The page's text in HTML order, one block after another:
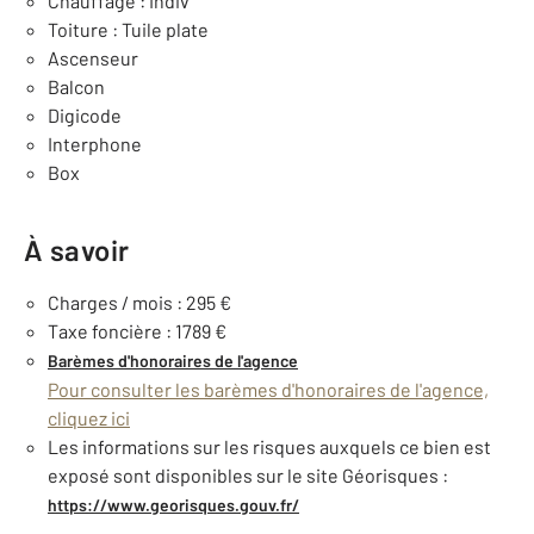
Toiture : Tuile plate
Ascenseur
Balcon
Digicode
Interphone
Box
À savoir
Charges / mois : 295 €
Taxe foncière : 1789 €
Barèmes d'honoraires de l'agence
Pour consulter les barèmes d'honoraires de l'agence,
cliquez ici
Les informations sur les risques auxquels ce bien est
exposé sont disponibles sur le site Géorisques :
https://www.georisques.gouv.fr/